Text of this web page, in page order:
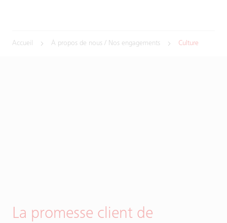
Accueil À propos de nous / Nos engagements Culture
La promesse client de